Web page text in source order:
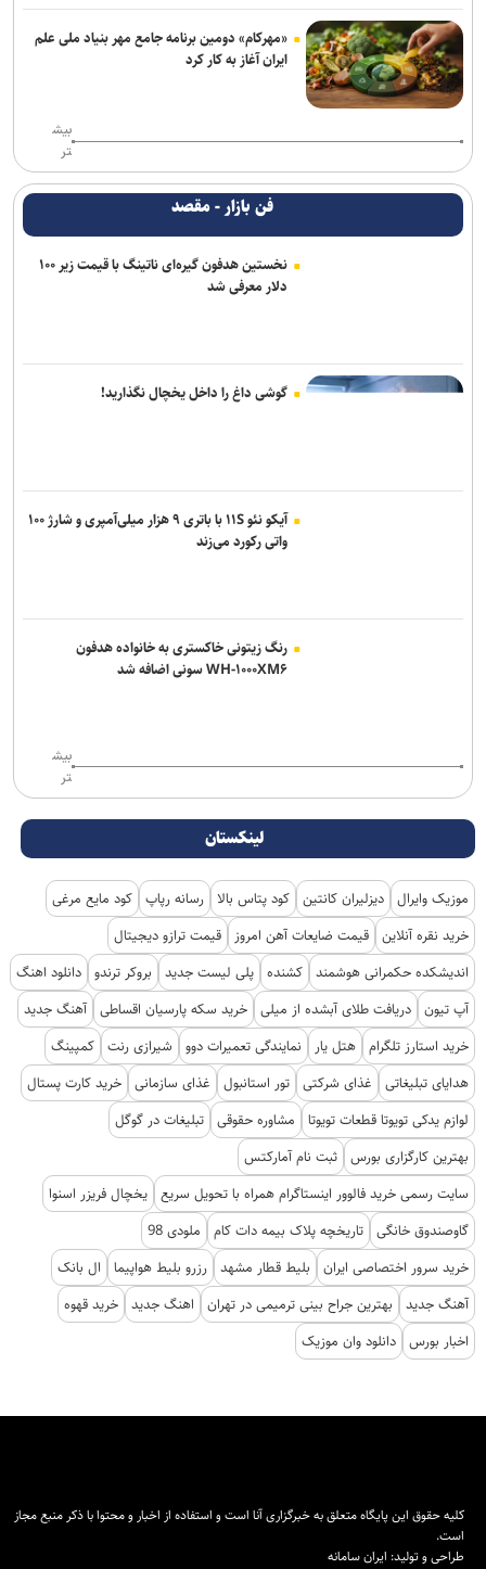
«مهرکام» دومین برنامه جامع مهر بنیاد ملی علم
ایران آغاز به کار کرد
بیش
تر
فن بازار - مقصد
نخستین هدفون گیره‌ای ناتینگ با قیمت زیر ۱۰۰
دلار معرفی شد
واتی رکورد می‌زند
WH-۱۰۰۰XM۶ سونی اضافه شد
تر
لینکستان
موزیک وایرال دیزلیران کانتین کود پتاس بالا رسانه رپاپ کود مایع مرغی
خرید نقره آنلاین قیمت ضایعات آهن امروز قیمت ترازو دیجیتال
اندیشکده حکمرانی هوشمند کشنده پلی لیست جدید بروکر ترندو دانلود اهنگ
آپ تیون دریافت طلای آبشده از میلی خرید سکه پارسیان اقساطی آهنگ جدید
خرید استارز تلگرام هتل یار نمایندگی تعمیرات دوو شیرازی رنت کمپینگ
هدایای تبلیغاتی غذای شرکتی تور استانبول غذای سازمانی خرید کارت پستال
لوازم یدکی تویوتا قطعات تویوتا مشاوره حقوقی تبلیغات در گوگل
بهترین کارگزاری بورس ثبت نام آمارکتس
سایت رسمی خرید فالوور اینستاگرام همراه با تحویل سریع یخچال فریزر اسنوا
گاوصندوق خانگی تاریخچه پلاک بیمه دات کام ملودی 98
خرید سرور اختصاصی ایران بلیط قطار مشهد رزرو بلیط هواپیما ال بانک
آهنگ جدید بهترین جراح بینی ترمیمی در تهران اهنگ جدید خرید قهوه
اخبار بورس دانلود وان موزیک
است.
طراحی و تولید: